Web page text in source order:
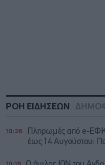
ΡΟΗ ΕΙΔΗΣΕΩΝ
10:26
Πληρωμές από e-
έως 14 Αυγούστου: